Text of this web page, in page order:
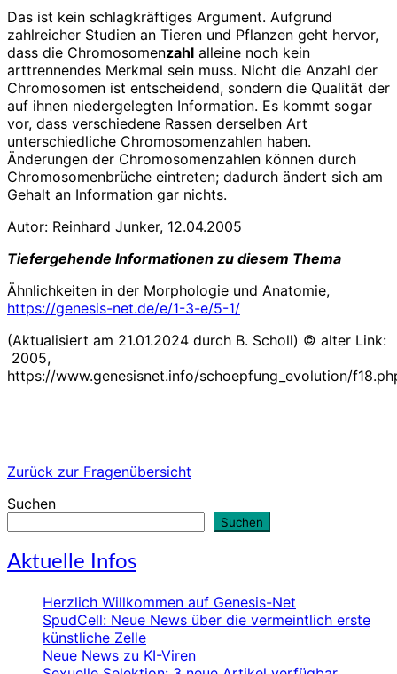
Evolution,
dass
Menschen
und
Affen
verschiedene
Anzahlen
von
Chromosomen
haben?
Das ist kein schlagkräftiges Argument. Aufgrund
zahlreicher Studien an Tieren und Pflanzen geht hervor,
dass die Chromosomenzahl alleine noch kein
arttrennendes Merkmal sein muss. Nicht die Anzahl der
Chromosomen ist entscheidend, sondern die Qualität der
auf ihnen niedergelegten Information. Es kommt sogar
vor, dass verschiedene Rassen derselben Art
unterschiedliche Chromosomenzahlen haben.
Änderungen der Chromosomenzahlen können durch
Chromosomenbrüche eintreten; dadurch ändert sich am
Gehalt an Information gar nichts.
Autor: Reinhard Junker, 12.04.2005
Tiefergehende Informationen zu diesem Thema
Ähnlichkeiten in der Morphologie und Anatomie,
https://genesis-net.de/e/1-3-e/5-1/
(Aktualisiert am 21.01.2024 durch B. Scholl) © alter Link:
2005,
https://www.genesisnet.info/schoepfung_evolution/
Zurück zur Fragenübersicht
Suchen
Suchen
Aktuelle Infos
Herzlich Willkommen auf Genesis-Net
SpudCell: Neue News über die vermeintlich erste
künstliche Zelle
Neue News zu KI-Viren